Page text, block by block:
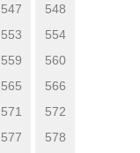
547
548
553
554
559
560
565
566
571
572
577
578